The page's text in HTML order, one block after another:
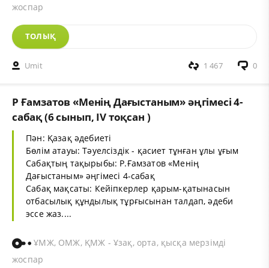
жоспар
ТОЛЫҚ
Umit 0
1 467
Р Ғамзатов «Менің Дағыстаным» әңгімесі 4-
сабақ (6 сынып, IV тоқсан )
Пән: Қазақ әдебиеті
Бөлім атауы: Тәуелсіздік - қасиет тұнған ұлы ұғым
Сабақтың тақырыбы: Р.Ғамзатов «Менің
Дағыстаным» әңгімесі 4-сабақ
Сабақ мақсаты: Кейіпкерлер қарым-қатынасын
отбасылық құндылық тұрғысынан талдап, әдеби
эссе жаз....
ҰМЖ, ОМЖ, ҚМЖ - Ұзақ, орта, қысқа мерзімді
жоспар